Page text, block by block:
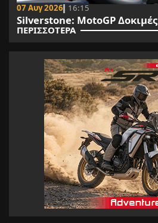
07 Αυγ 2026 16:15
Silverstone: MotoGP Δοκιμές
ΠΕΡΙΣΣΟΤΕΡΑ